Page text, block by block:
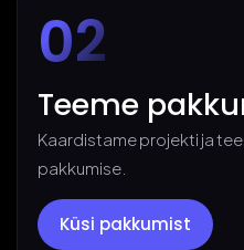
02
Teeme
Kaardistame projekti ja
pakkumise.
Küsi pakkumist